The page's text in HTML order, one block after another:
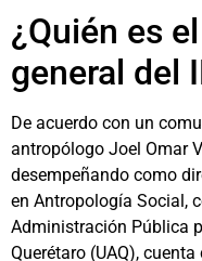
¿Quién es
general del
De acuerdo con un
antropólogo Joel Omar
desempeñando como
en Antropología Social,
Administración Pública
Querétaro (UAQ),